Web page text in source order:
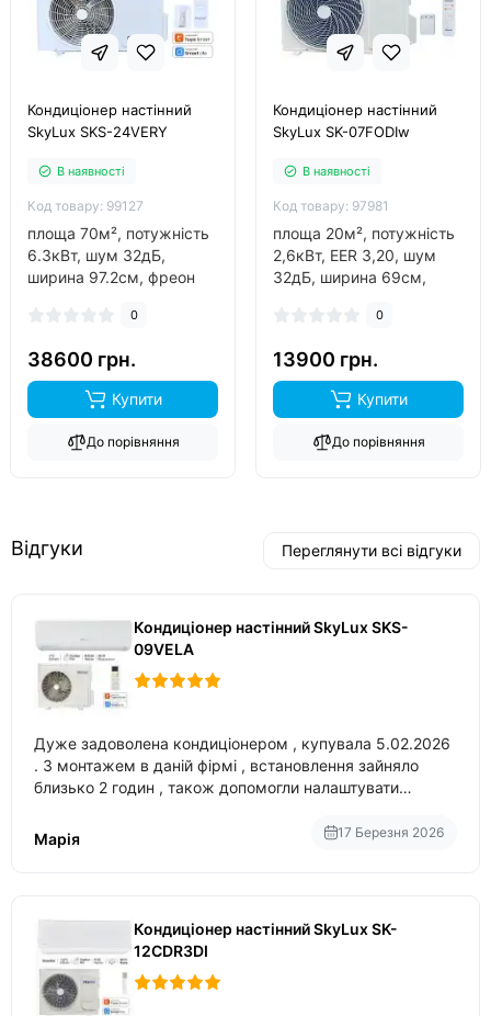
Кондиціонер настінний
SkyLux SKS-24VERY
В наявності
Код товару: 99127
площа 70м², потужність
6.3кВт, шум 32дБ,
ширина 97.2см, фреон
інвертор так, обігрів до
0
38600 грн.
Купити
До порівняння
Кондиціонер настінний
SkyLux SK-07FODIw
В наявності
Код товару: 97981
площа 20м², потужність
2,6кВт, EER 3,20, шум
32дБ, ширина 69см,
китай, інвертор так,
0
13900 грн.
Купити
До порівняння
Відгуки Переглянути всі відгуки
Кондиціонер настінний SkyLux SKS-
09VELA
Дуже задоволена кондиціонером , купувала 5.02.2026
. З монтажем в даній фірмі , встановлення зайняло
близько 2 годин , також допомогли налаштувати
Марія
17 Березня 2026
Кондиціонер настінний SkyLux SK-
12CDR3DI